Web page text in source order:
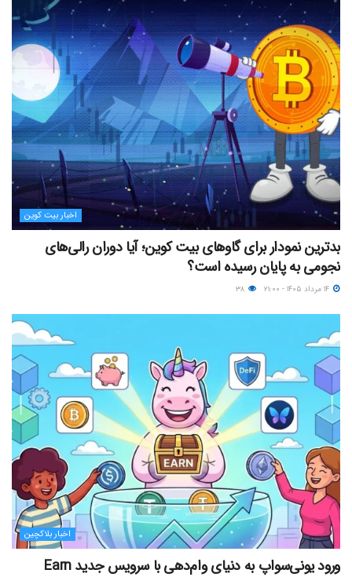
اخبار بیت کوین
بدترین نمودار برای گاوهای بیت کوین؛ آیا دوران رالی‌های
نجومی به پایان رسیده است؟
اخبار بلاکچین
ورود یونی‌سواپ به دنیای وام‌دهی با سرویس جدید Earn